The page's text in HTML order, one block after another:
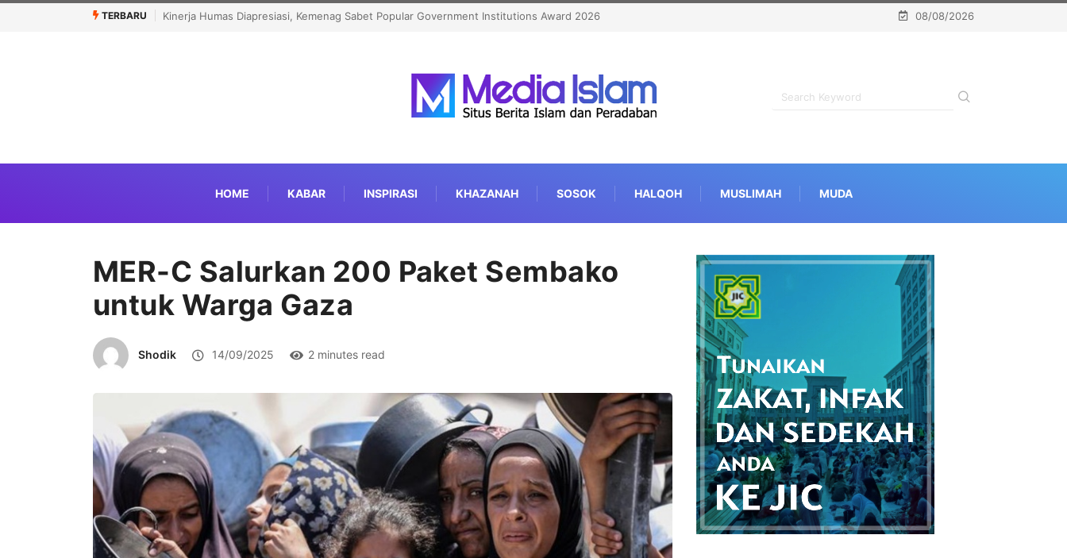
TERBARU
Diapresiasi, Kemenag Sabet Popular Government Institutions Award 2026Menhaj: IKLHI 2026 Bukti Layanan Haji Kian Berkualitas 08/08/2026
HOME KABAR INSPIRASI KHAZANAH SOSOK HALQOH MUSLIMAH MUDA
MER-C Salurkan 200 Paket Sembako
untuk Warga Gaza
Shodik 14/09/2025 2 minutes read